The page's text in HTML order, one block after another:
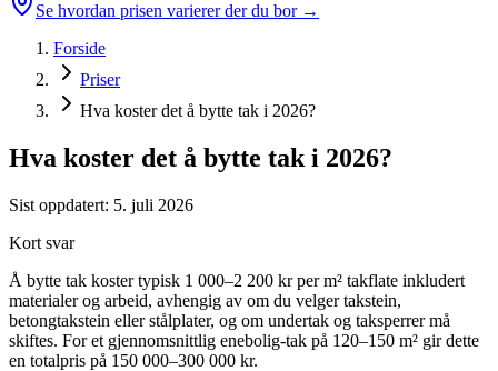
Se hvordan prisen varierer der du bor →
Forside
Priser
Hva koster det å bytte tak i 2026?
Hva koster det å bytte tak i 2026?
Sist oppdatert: 5. juli 2026
Kort svar
Å bytte tak koster typisk 1 000–2 200 kr per m² takflate inkludert
materialer og arbeid, avhengig av om du velger takstein,
betongtakstein eller stålplater, og om undertak og taksperrer må
skiftes. For et gjennomsnittlig enebolig-tak på 120–150 m² gir dette
en totalpris på 150 000–300 000 kr.